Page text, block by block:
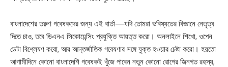
বাংলাদেশের তরুণ গবেষকদের জন্য এই বার্তা—যদি তোমরা ভবিষ্যতের বিজ্ঞানে নেতৃত্ব
দিতে চাও, তবে ডিএনএ সিকোয়েন্সিং প্রযুক্তি আয়ত্ত করো। অনলাইনে শিখো, ওপেন
ডেটা বিশ্লেষণ করো, আর আন্তর্জাতিক গবেষণার সঙ্গে যুক্ত হওয়ার চেষ্টা করো। হয়তো
আগামীদিনে কোনো বাংলাদেশি গবেষকই খুঁজে পাবেন নতুন কোনো রোগের জিনগত রহস্য,